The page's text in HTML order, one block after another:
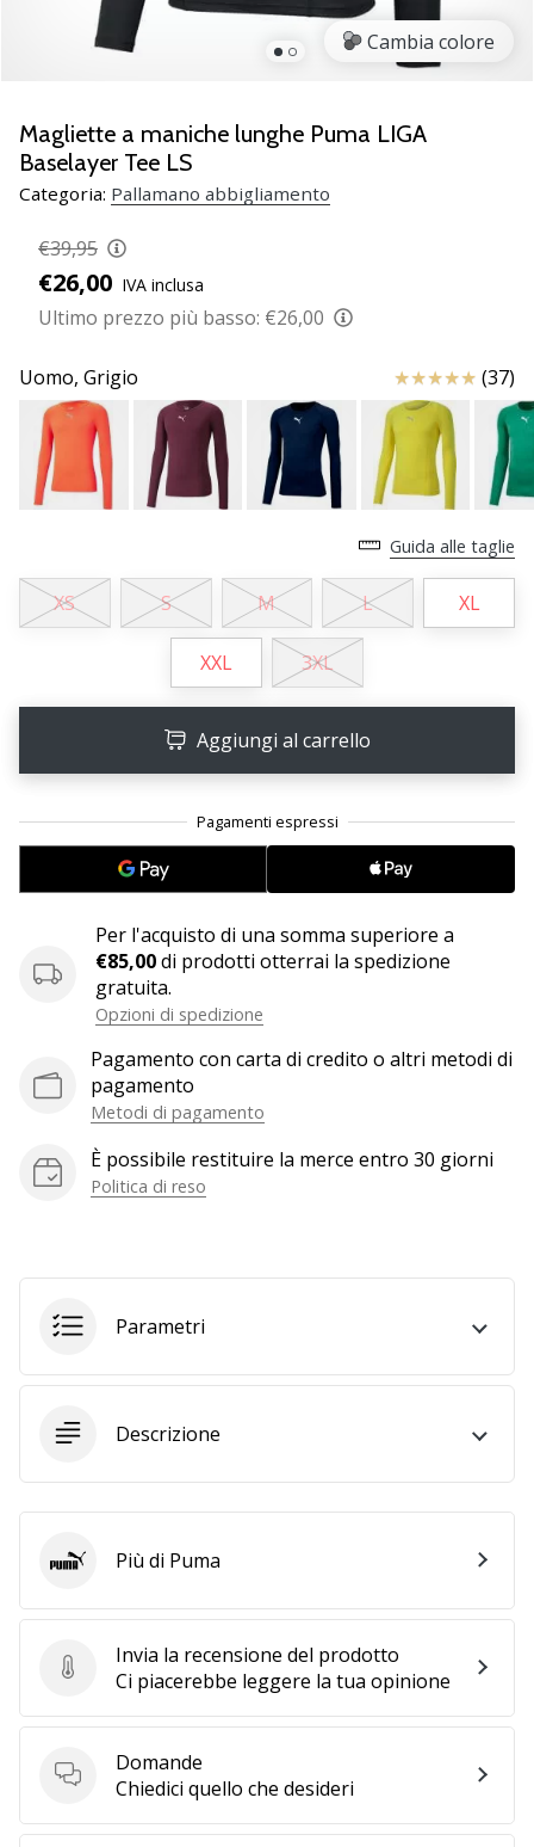
da
pallamano
PUMA
Accelerate
SQD
5!
Conosci
tecnici
valuta
se
vale
25. 11. 2024
•
Tempo di lettura: 1 min.
ambassador
Anche
sei
fanatico
dell'handball
Unisciti
a
noi
Brand
Ambassador.
Mostra
tutti gli
articoli
Cambia colore
Magliette a maniche lunghe Puma LIGA
Baselayer Tee LS
Categoria: Pallamano abbigliamento
€39,95
€26,00 IVA inclusa
Ultimo prezzo più basso: €26,00
Uomo, Grigio Recensioni(37)
Guida alle taglie
XS S M L XL
XXL 3XL
Aggiungi al carrello
Per l'acquisto di una somma superiore a
€85,00di prodotti otterrai la spedizione
gratuita.
Opzioni di spedizione
Pagamento con carta di credito o altri metodi di
pagamento
Metodi di pagamento
È possibile restituire la merce entro 30 giorni
Politica di reso
Parametri
Descrizione
Invia la recensione del prodotto
Invia la recensione del prodotto
Ci piacerebbe leggere la tua opinione
Domande
Domande
Chiedici quello che desideri
PumaPiù di Puma